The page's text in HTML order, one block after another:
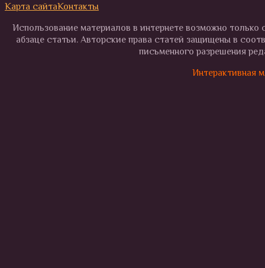
Карта сайтаКонтакты
Использование материалов в интернете возможно
абзаце статьи. Авторские права статей защищены в
письменного разрешения
Интерактивная